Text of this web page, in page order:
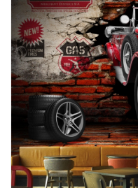
Mua File Tranh
Thế giới Decor